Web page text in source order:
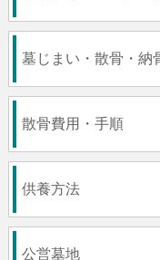
墓じまい・散骨・納
散骨費用・手順
供養方法
公営墓地